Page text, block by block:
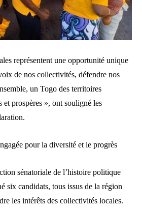
représentent une opportunité unique
de nos collectivités, défendre nos
un Togo des territoires
et prospères », ont souligné les
pour la diversité et le progrès
sénatoriale de l’histoire politique
six candidats, tous issus de la région
les intérêts des collectivités locales.